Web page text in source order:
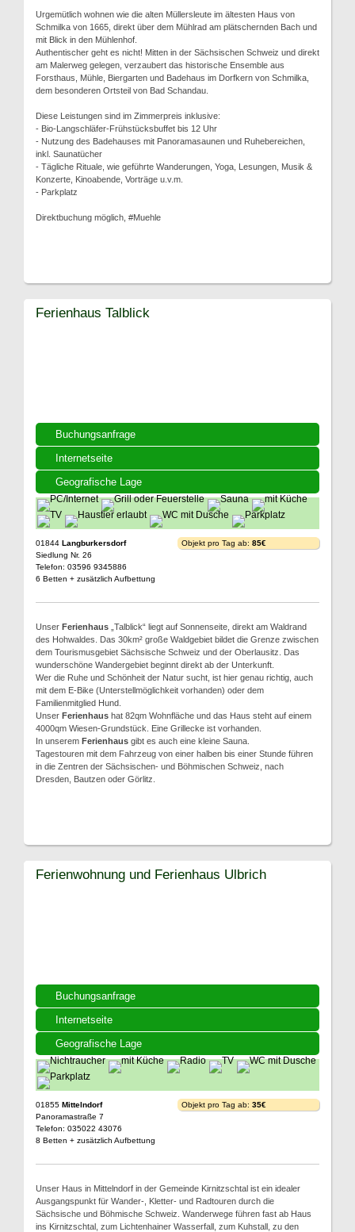
Urgemütlich wohnen wie die alten Müllersleute im ältesten Haus von
Schmilka von 1665, direkt über dem Mühlrad am plätschernden Bach und
mit Blick in den Mühlenhof.
Authentischer geht es nicht! Mitten in der Sächsischen Schweiz und direkt
am Malerweg gelegen, verzaubert das historische Ensemble aus
Forsthaus, Mühle, Biergarten und Badehaus im Dorfkern von Schmilka,
dem besonderen Ortsteil von Bad Schandau.
Diese Leistungen sind im Zimmerpreis inklusive:
- Bio-Langschläfer-Frühstücksbuffet bis 12 Uhr
- Nutzung des Badehauses mit Panoramasaunen und Ruhebereichen,
inkl. Saunatücher
- Tägliche Rituale, wie geführte Wanderungen, Yoga, Lesungen, Musik &
Konzerte, Kinoabende, Vorträge u.v.m.
- Parkplatz
Direktbuchung möglich, #Muehle
Buchungsanfrage
Internetseite
Geografische Lage
Ferienhaus Talblick
01844 Langburkersdorf
Siedlung Nr. 26
Telefon: 03596 9345886
6 Betten + zusätzlich Aufbettung
Objekt pro Tag ab: 85€
Unser Ferienhaus „Talblick“ liegt auf Sonnenseite, direkt am Waldrand
des Hohwaldes. Das 30km² große Waldgebiet bildet die Grenze zwischen
dem Tourismusgebiet Sächsische Schweiz und der Oberlausitz. Das
wunderschöne Wandergebiet beginnt direkt ab der Unterkunft.
Wer die Ruhe und Schönheit der Natur sucht, ist hier genau richtig, auch
mit dem E-Bike (Unterstellmöglichkeit vorhanden) oder dem
Familienmitglied Hund.
Unser Ferienhaus hat 82qm Wohnfläche und das Haus steht auf einem
4000qm Wiesen-Grundstück. Eine Grillecke ist vorhanden.
In unserem Ferienhaus gibt es auch eine kleine Sauna.
Tagestouren mit dem Fahrzeug von einer halben bis einer Stunde führen
in die Zentren der Sächsischen- und Böhmischen Schweiz, nach
Dresden, Bautzen oder Görlitz.
Buchungsanfrage
Internetseite
Geografische Lage
Ferienwohnung und Ferienhaus Ulbrich
01855 Mittelndorf
Panoramastraße 7
Telefon: 035022 43076
8 Betten + zusätzlich Aufbettung
Objekt pro Tag ab: 35€
Unser Haus in Mittelndorf in der Gemeinde Kirnitzschtal ist ein idealer
Ausgangspunkt für Wander-, Kletter- und Radtouren durch die
Sächsische und Böhmische Schweiz. Wanderwege führen fast ab Haus
ins Kirnitzschtal, zum Lichtenhainer Wasserfall, zum Kuhstall, zu den